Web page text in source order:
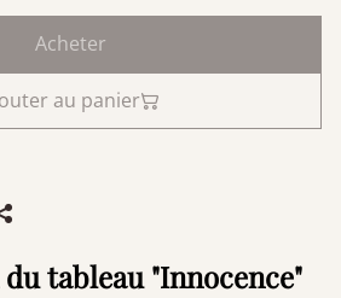
Acheter
au panier
tableau "Innocence"